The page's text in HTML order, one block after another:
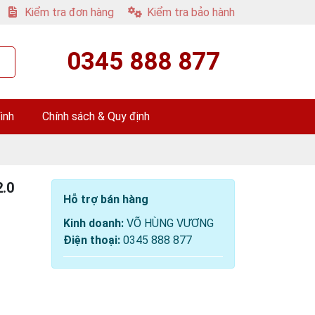
Kiểm tra đơn hàng Kiểm tra bảo hành
0345 888 877
Chính sách & Quy định
Hỗ trợ bán hàng
Kinh doanh: VÕ HÙNG VƯƠNG
Điện thoại: 0345 888 877